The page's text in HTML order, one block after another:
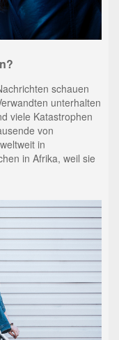
schauen
unterhalten
viele Katastrophen
von
in
in Afrika, weil sie